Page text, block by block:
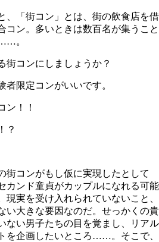
、「街コン」とは、街の飲食店を借
コン。多いときは数百名が集うこと
。
コンにしましょうか？
限定コンがいいです。
ン！！
？
街コンがもし仮に実現したとして
カンド童貞がカップルになれる可能
現実を受け入れられていないこと、
い大きな要因なのだ。せっかくの貴
ない男子たちの目を覚まし、リアル
を企画したいところ……。そこで、